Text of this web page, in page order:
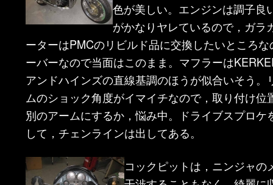
へ
移
動
移
動
色が美しい。エンジンは調子良
がかなりヤレているので，ガラ
ーターはPMCのリビルド品に交換したいところ
ーバーなので当面はこのまま。マフラーは
アンドハインズの直線基調のほうが似合いそう。
ムのショック角度がイマイチなので，取り付け位
別のアームにするか，悩み中。ドライブスプロケ
して，チェンラインは出してある。
コックピットは，ニンジャの